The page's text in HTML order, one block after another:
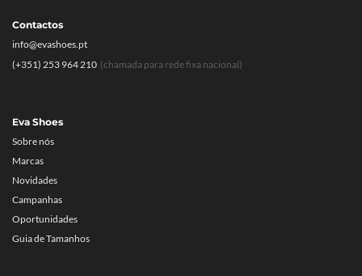
Eva Shoes
Sobre nós
Marcas
Novidades
Campanhas
Oportunidades
Guia de Tamanhos
Contactos
info@evashoes.pt
(+351) 253 964 210 (chamada para rede fixa nacional)